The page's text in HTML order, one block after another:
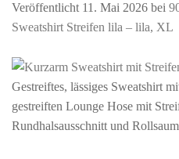
Veröffentlicht 11. Mai 2026 bei
Sweatshirt Streifen lila – lila, XL
Gestreiftes, lässiges Sweatshirt
gestreiften Lounge Hose mit
Rundhalsausschnitt und